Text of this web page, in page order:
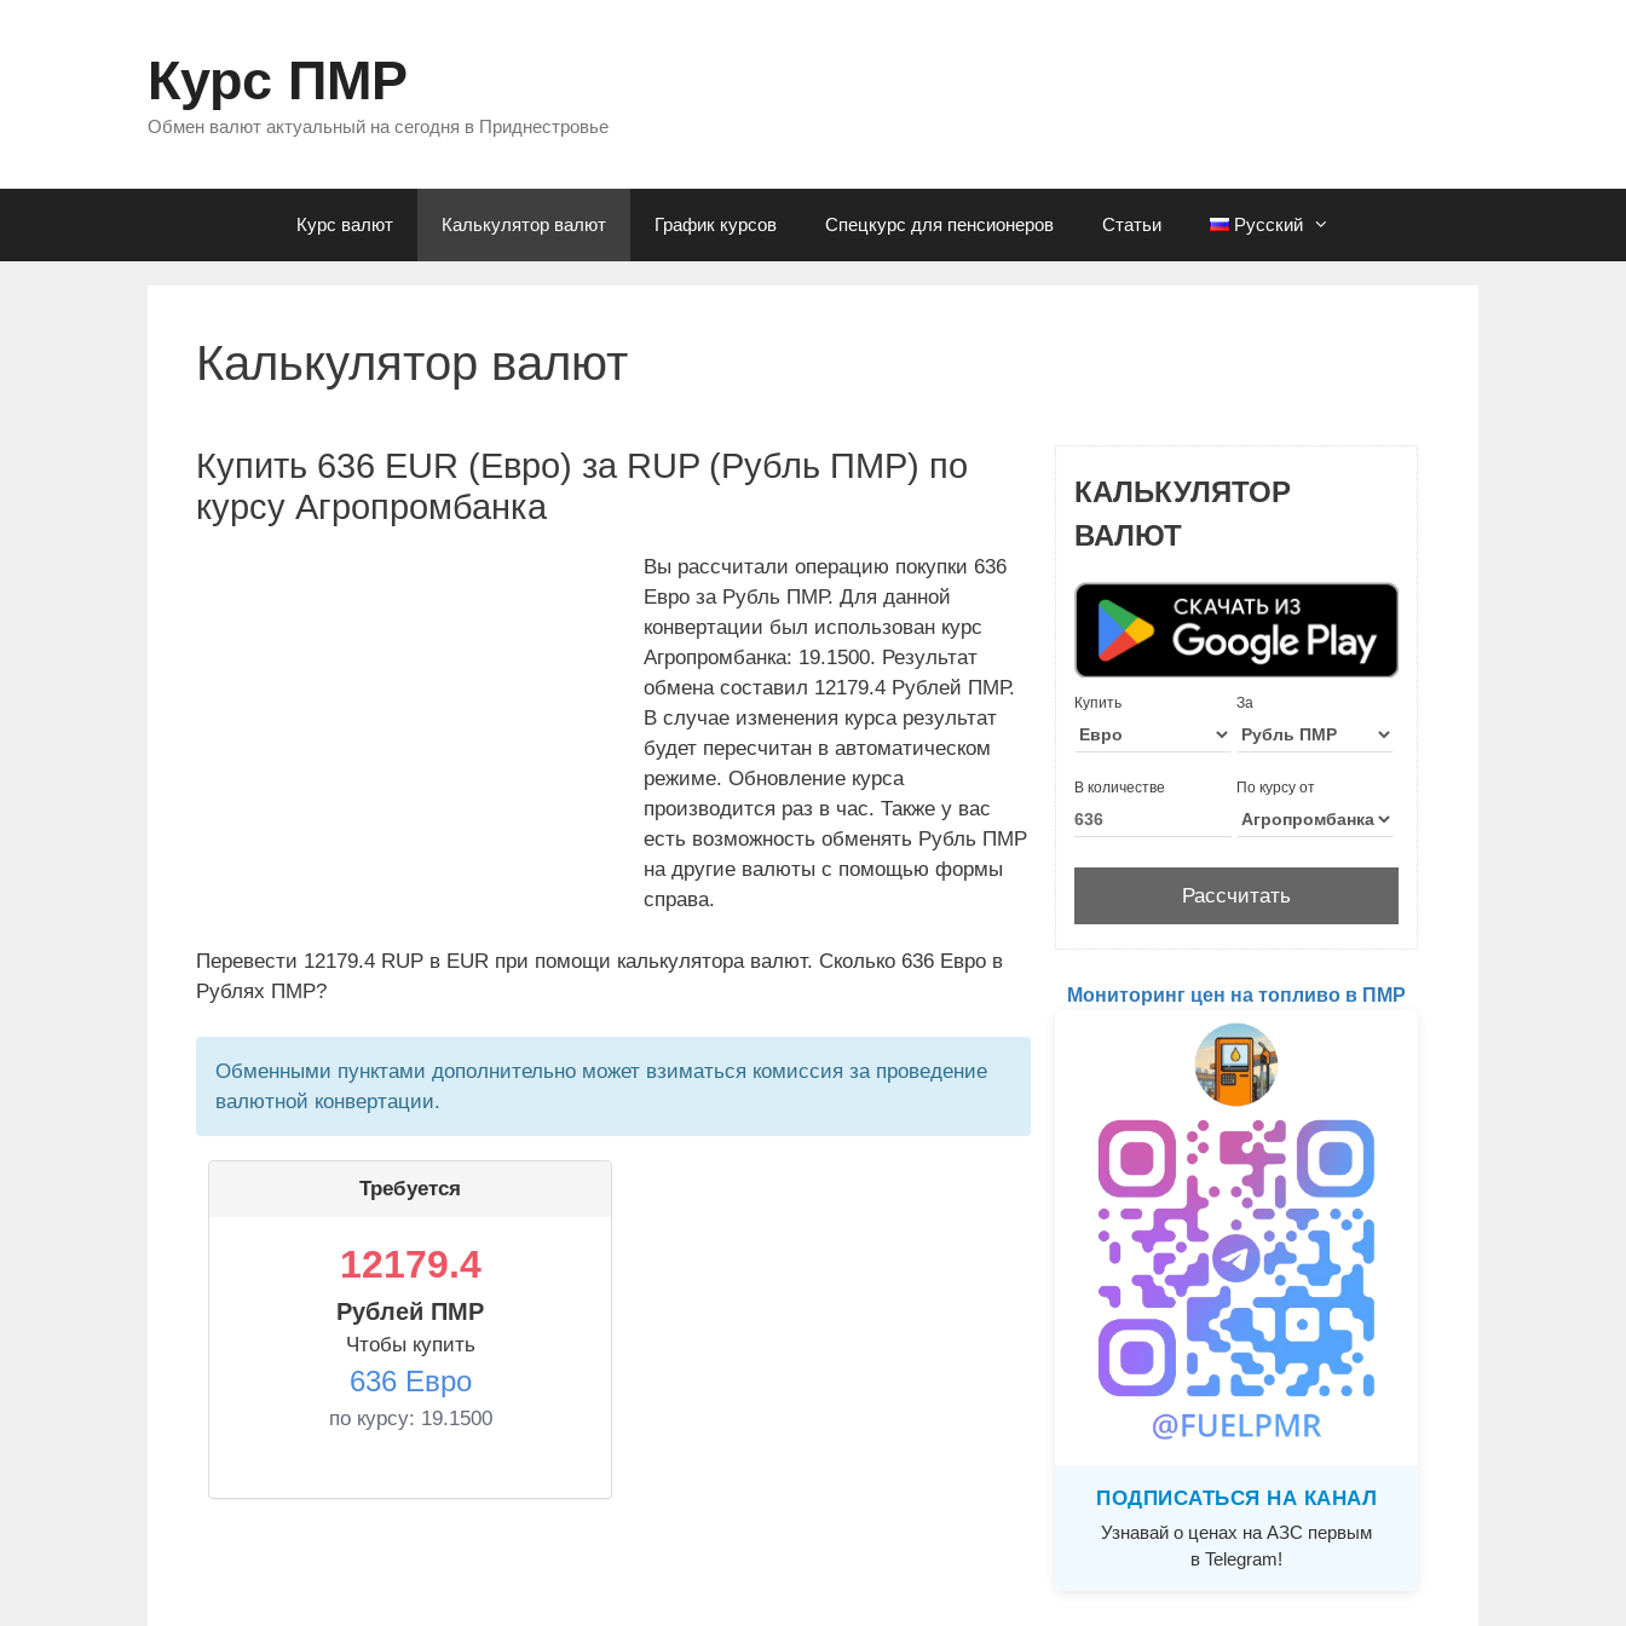
Курс ПМР
Обмен валют актуальный на сегодня в Приднестровье
Курс валют Калькулятор валют График курсов Спецкурс для пенсионеров Статьи Русский
Калькулятор валют
Купить 636 EUR (Евро) за RUP (Рубль ПМР) по
курсу Агропромбанка
Вы рассчитали операцию покупки 636
Евро за Рубль ПМР. Для данной
конвертации был использован курс
Агропромбанка: 19.1500. Результат
обмена составил 12179.4 Рублей ПМР.
В случае изменения курса результат
будет пересчитан в автоматическом
режиме. Обновление курса
производится раз в час. Также у вас
есть возможность обменять Рубль ПМР
на другие валюты с помощью формы
справа.
Перевести 12179.4 RUP в EUR при помощи калькулятора валют. Сколько 636 Евро в
Рублях ПМР?
Обменными пунктами дополнительно может взиматься комиссия за проведение
валютной конвертации.
Требуется
12179.4
Рублей ПМР
Чтобы купить
636 Евро
по курсу: 19.1500
КАЛЬКУЛЯТОР
ВАЛЮТ
Купить За
В количестве По курсу от
Мониторинг цен на топливо в ПМР
ПОДПИСАТЬСЯ НА КАНАЛ
Узнавай о ценах на АЗС первым
в Telegram!